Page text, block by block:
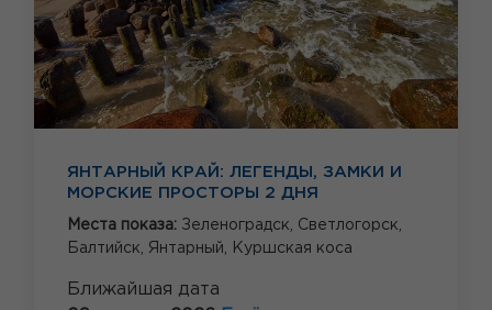
ЯНТАРНЫЙ КРАЙ: ЛЕГЕНДЫ, ЗАМКИ И
МОРСКИЕ ПРОСТОРЫ 2 ДНЯ
Места показа: Зеленоградск, Светлогорск,
Балтийск, Янтарный, Куршская коса
Ближайшая дата